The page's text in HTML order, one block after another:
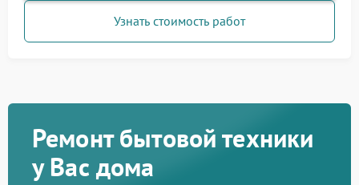
Узнать стоимость работ
Ремонт бытовой техники
у Вас дома